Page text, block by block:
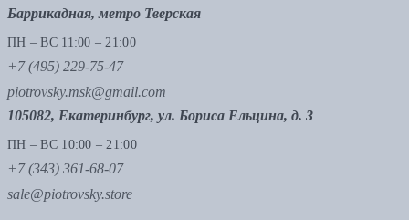
Баррикадная, метро Тверская
ПН – ВС 11:00 – 21:00
+7 (495) 229-75-47
piotrovsky.msk@gmail.com
105082, Екатеринбург, ул. Бориса Ельцина, д. 3
ПН – ВС 10:00 – 21:00
+7 (343) 361-68-07
sale@piotrovsky.store